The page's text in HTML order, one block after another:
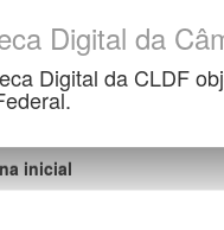
Digital da
Digital da CLDF
inicial